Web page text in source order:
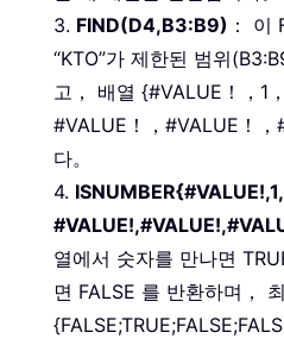
3. FIND(D4,B3:B9) ： 이
“KTO”가 제한된 범위
고， 배열 {#VALUE！，1
#VALUE！，#VALUE！
다。
4.
열에서 숫자를 만나면
면 FALSE 를 반환하며，